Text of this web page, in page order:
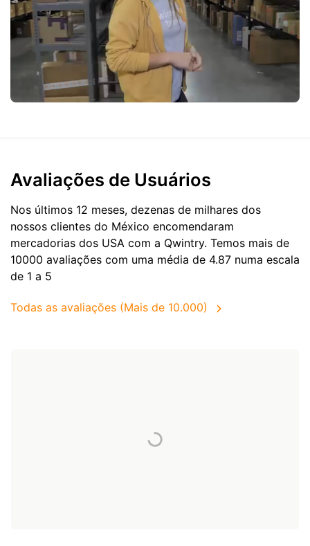
Avaliações de Usuários
Nos últimos 12 meses, dezenas de milhares dos
nossos clientes do México encomendaram
mercadorias dos USA com a Qwintry. Temos mais de
10000 avaliações com uma média de 4.87 numa escala
de 1 a 5
Todas as avaliações (Mais de 10.000)